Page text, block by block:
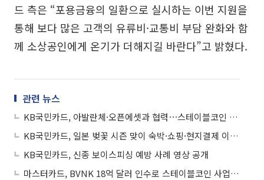
드 측은 “포용금융의 일환으로 실시하는 이번 지원을
통해 보다 많은 고객의 유류비·교통비 부담 완화와 함
께 소상공인에게 온기가 더해지길 바란다”고 밝혔다.
관련 뉴스
KB국민카드, 아발란체·오픈에셋과 협력⋯스테이블코인 결제모델 구현 추진
KB국민카드, 일본 벚꽃 시즌 맞이 숙박·쇼핑·현지결제 이벤트
KB국민카드, 신종 보이스피싱 예방 사례 영상 공개
마스터카드, BVNK 18억 달러 인수로 스테이블코인 사업 본격 확장